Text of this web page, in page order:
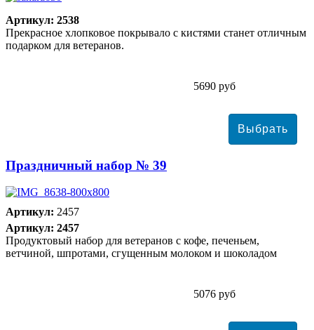
Артикул: 2538
Прекрасное хлопковое покрывало с кистями станет отличным
подарком для ветеранов.
5690 руб
Праздничный набор № 39
Артикул: 2457
Артикул: 2457
Продуктовый набор для ветеранов с кофе, печеньем,
ветчиной, шпротами, сгущенным молоком и шоколадом
5076 руб